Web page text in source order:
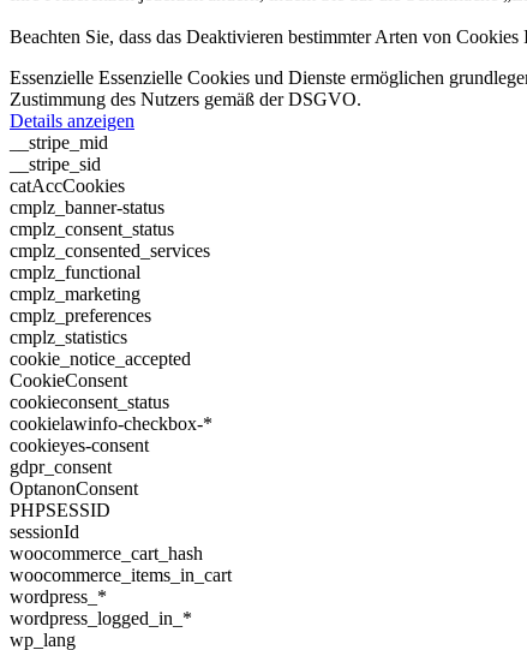
Beachten Sie, dass das Deaktivieren bestimmter Arten von
Essenzielle Essenzielle Cookies und Dienste ermöglichen
Zustimmung des Nutzers gemäß der DSGVO.
Details anzeigen
__stripe_mid
__stripe_sid
catAccCookies
cmplz_banner-status
cmplz_consent_status
cmplz_consented_services
cmplz_functional
cmplz_marketing
cmplz_preferences
cmplz_statistics
cookie_notice_accepted
CookieConsent
cookieconsent_status
cookielawinfo-checkbox-*
cookieyes-consent
gdpr_consent
OptanonConsent
PHPSESSID
sessionId
woocommerce_cart_hash
woocommerce_items_in_cart
wordpress_*
wordpress_logged_in_*
wp_lang